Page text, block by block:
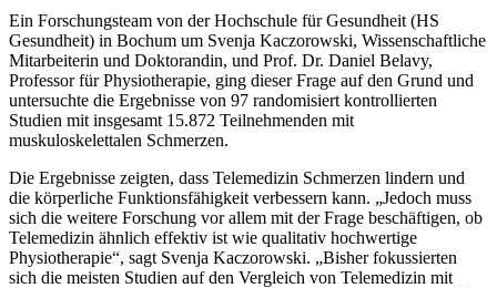
Ein Forschungsteam von der Hochschule für Gesundheit (HS
Gesundheit) in Bochum um Svenja Kaczorowski, Wissenschaftliche
Mitarbeiterin und Doktorandin, und Prof. Dr. Daniel Belavy,
Professor für Physiotherapie, ging dieser Frage auf den Grund und
untersuchte die Ergebnisse von 97 randomisiert kontrollierten
Studien mit insgesamt 15.872 Teilnehmenden mit
muskuloskelettalen Schmerzen.
Die Ergebnisse zeigten, dass Telemedizin Schmerzen lindern und
die körperliche Funktionsfähigkeit verbessern kann. „Jedoch muss
sich die weitere Forschung vor allem mit der Frage beschäftigen, ob
Telemedizin ähnlich effektiv ist wie qualitativ hochwertige
Physiotherapie“, sagt Svenja Kaczorowski. „Bisher fokussierten
sich die meisten Studien auf den Vergleich von Telemedizin mit